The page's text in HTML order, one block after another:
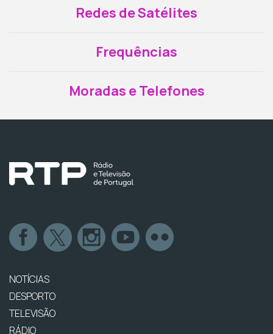
Redes de Satélites
Frequências
Moradas e Telefones
NOTÍCIAS
DESPORTO
TELEVISÃO
RÁDIO